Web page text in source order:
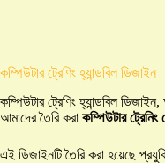
কম্পিউটার ট্রেণিং হ্যান্ডবিল ডিজাইন
কম্পিউটার ট্রেণিং হ্যান্ডবিল
আমাদের তৈরি করা কম্পিউটার ট্রেনিং
এই ডিজাইনটি তৈরি করা হয়েছে